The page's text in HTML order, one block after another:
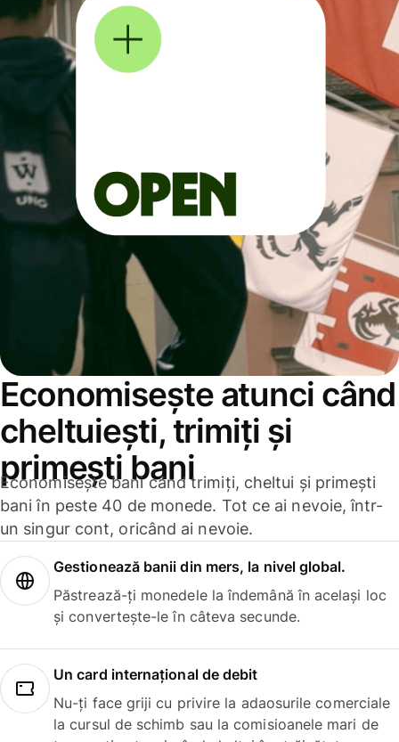
Economisește atunci când
cheltuiești, trimiți și
primești bani
Economisește bani când trimiți, cheltui și primești
bani în peste 40 de monede. Tot ce ai nevoie, într-
un singur cont, oricând ai nevoie.
Gestionează banii din mers, la nivel global.
Păstrează-ți monedele la îndemână în același loc
și convertește-le în câteva secunde.
Un card internațional de debit
Nu-ți face griji cu privire la adaosurile comerciale
la cursul de schimb sau la comisioanele mari de